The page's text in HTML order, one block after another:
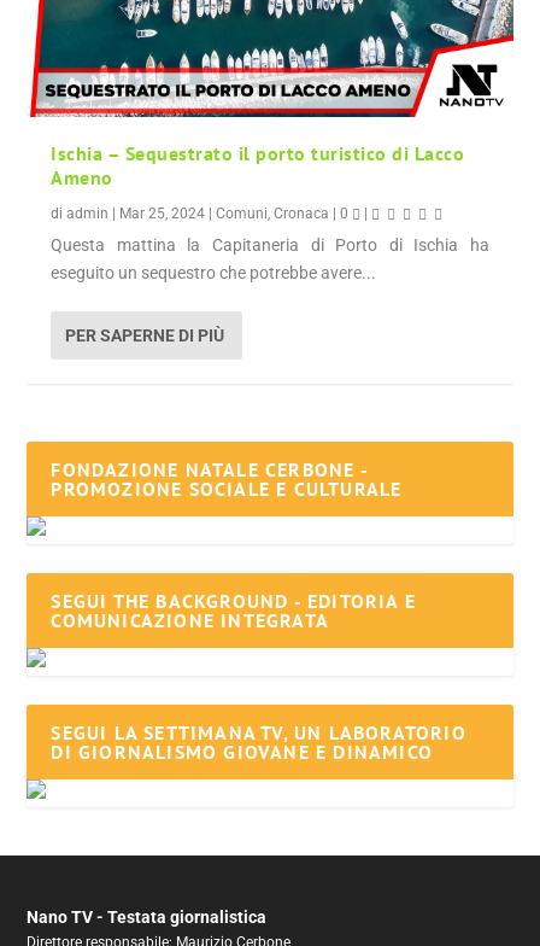
Ischia – Sequestrato il porto turistico di Lacco
Ameno
diadmin Mar 25, 2024 |Comuni,Cronaca |0
Questa mattina la Capitaneria di Porto di Ischia ha
eseguito un sequestro che potrebbe avere...
PER SAPERNE DI PIÙ
FONDAZIONE NATALE CERBONE -
PROMOZIONE SOCIALE E CULTURALE
SEGUI THE BACKGROUND - EDITORIA E
COMUNICAZIONE INTEGRATA
SEGUI LA SETTIMANA TV, UN LABORATORIO
DI GIORNALISMO GIOVANE E DINAMICO
Nano TV - Testata giornalistica
Direttore responsabile: Maurizio Cerbone